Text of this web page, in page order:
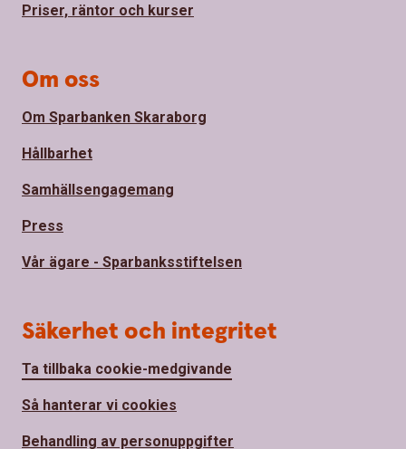
Priser, räntor och kurser
Om oss
Om Sparbanken Skaraborg
Hållbarhet
Samhällsengagemang
Press
Vår ägare - Sparbanksstiftelsen
Säkerhet och integritet
Ta tillbaka cookie-medgivande
Så hanterar vi cookies
Behandling av personuppgifter